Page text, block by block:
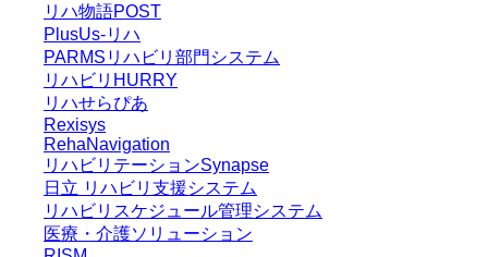
リハ物語POST
PlusUs-リハ
PARMSリハビリ部門システム
リハビリHURRY
リハせらぴあ
Rexisys
RehaNavigation
リハビリテーションSynapse
日立 リハビリ支援システム
リハビリスケジュール管理システム
医療・介護ソリューション